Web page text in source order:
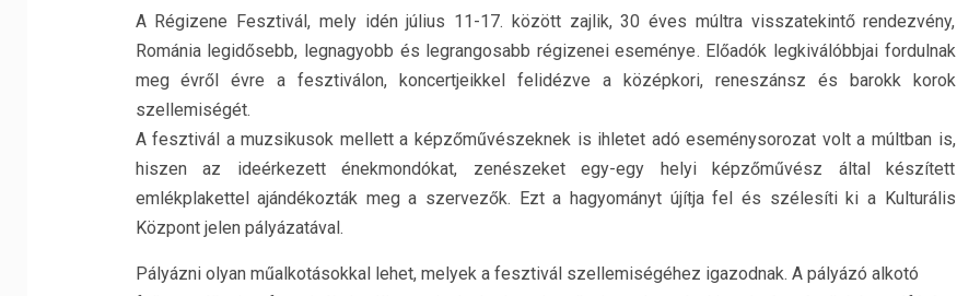
A Régizene Fesztivál, mely idén július 11-17. között zajlik, 30 éves múltra visszatekintő rendezvény,
Románia legidősebb, legnagyobb és legrangosabb régizenei eseménye. Előadók legkiválóbbjai fordulnak
meg évről évre a fesztiválon, koncertjeikkel felidézve a középkori, reneszánsz és barokk korok
szellemiségét.
A fesztivál a muzsikusok mellett a képzőművészeknek is ihletet adó eseménysorozat volt a múltban is,
hiszen az ideérkezett énekmondókat, zenészeket egy-egy helyi képzőművész által készített
emlékplakettel ajándékozták meg a szervezők. Ezt a hagyományt újítja fel és szélesíti ki a Kulturális
Központ jelen pályázatával.
Pályázni olyan műalkotásokkal lehet, melyek a fesztivál szellemiségéhez igazodnak. A pályázó alkotó